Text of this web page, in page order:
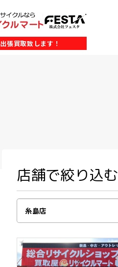
張買取致します！
店舗で絞り込む